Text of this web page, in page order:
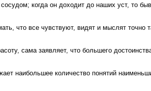
когда он доходит до наших уст, то
что все чувствуют, видят и мыслят точно
сама заявляет, что большего
наибольшее количество понятий